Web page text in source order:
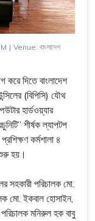
| Venue: বাংলাদেশ
করে দিতে বাংলাদেশ
(বিপিসি) যৌথ
হার্ডওয়্যার
শীর্ষক ল্যাপটপ
কর্মশালা ৪
হয়।
সহকারী পরিচালক মো.
মো. ইকবাল হোসাইন,
মনিরুল হক বাবু